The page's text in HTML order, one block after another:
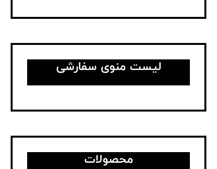
لیست منوی سفارشی
محصولات